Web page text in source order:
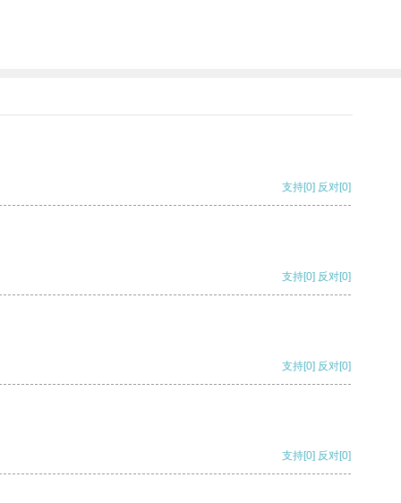
支持[0] 反对[0]
支持[0] 反对[0]
支持[0] 反对[0]
支持[0] 反对[0]